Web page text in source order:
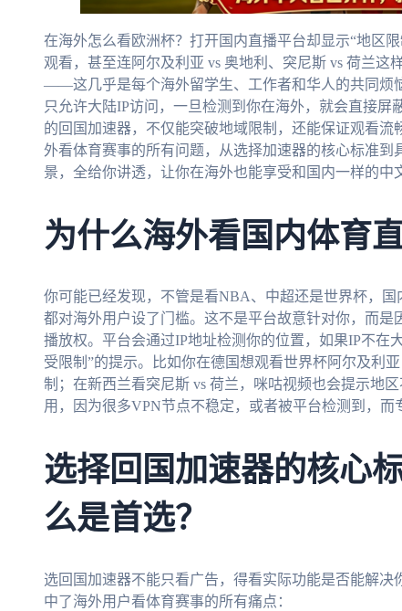
在海外怎么看欧洲杯？打开国内直播平台却显示“地区
观看，甚至连阿尔及利亚 vs 奥地利、突尼斯 vs 荷兰
——这几乎是每个海外留学生、工作者和华人的共同烦
只允许大陆IP访问，一旦检测到你在海外，就会直接
的回国加速器，不仅能突破地域限制，还能保证观看
外看体育赛事的所有问题，从选择加速器的核心标准到
景，全给你讲透，让你在海外也能享受和国内一样的中
为什么海外看国内体育
你可能已经发现，不管是看NBA、中超还是世界杯，
都对海外用户设了门槛。这不是平台故意针对你，而
播放权。平台会通过IP地址检测你的位置，如果IP不在
受限制”的提示。比如你在德国想观看世界杯阿尔及利
制；在新西兰看突尼斯 vs 荷兰，咪咕视频也会提示地
用，因为很多VPN节点不稳定，或者被平台检测到，而
选择回国加速器的核心
么是首选？
选回国加速器不能只看广告，得看实际功能是否能解决
中了海外用户看体育赛事的所有痛点：